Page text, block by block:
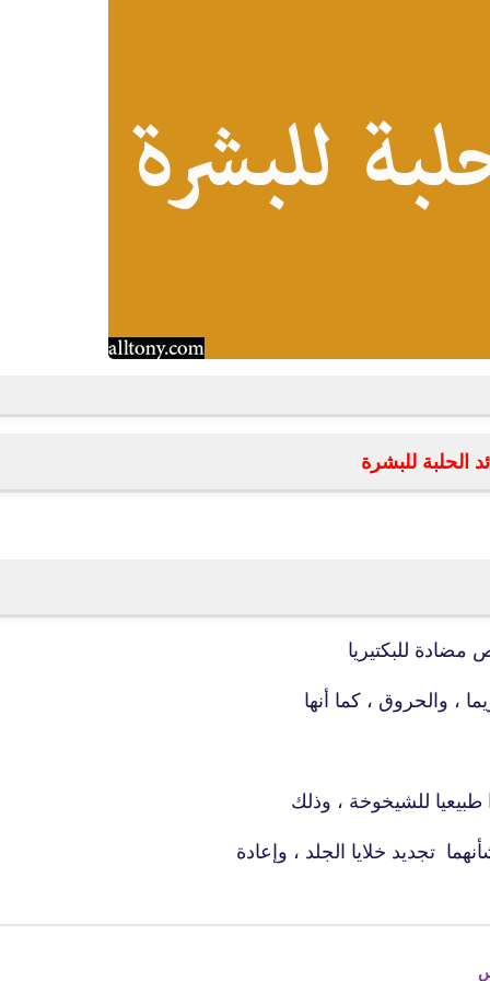
الحلبة للبشرة
مضادة للبكتيريا
، والحروق ، كما أنها
للشيخوخة ، وذلك
fovtech